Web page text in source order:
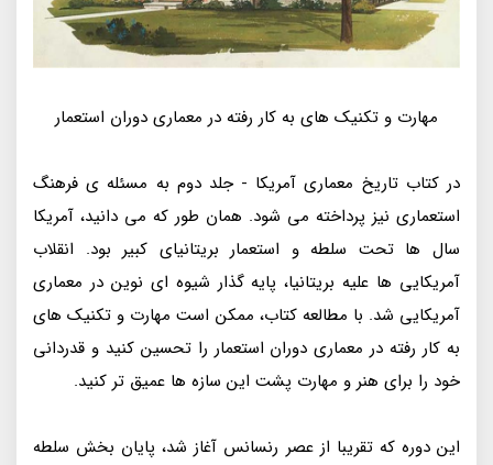
مهارت و تکنیک های به کار رفته در معماری دوران استعمار
در کتاب تاریخ معماری آمریکا - جلد دوم به مسئله ی فرهنگ
استعماری نیز پرداخته می شود. همان طور که می دانید، آمریکا
سال ها تحت سلطه و استعمار بریتانیای کبیر بود. انقلاب
آمریکایی ها علیه بریتانیا، پایه گذار شیوه ای نوین در معماری
آمریکایی شد. با مطالعه کتاب، ممکن است مهارت و تکنیک های
به کار رفته در معماری دوران استعمار را تحسین کنید و قدردانی
خود را برای هنر و مهارت پشت این سازه ها عمیق تر کنید.
این دوره که تقریبا از عصر رنسانس آغاز شد، پایان بخش سلطه